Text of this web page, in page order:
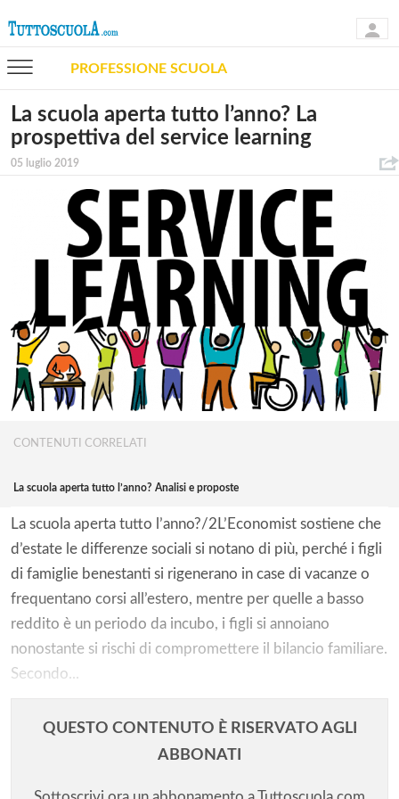
PROFESSIONE SCUOLA
La scuola aperta tutto l’anno? La
prospettiva del service learning
05 luglio 2019
CONTENUTI CORRELATI
La scuola aperta tutto l’anno? Analisi e proposte
La scuola aperta tutto l’anno?/2L’Economist sostiene che
d’estate le differenze sociali si notano di più, perché i figli
di famiglie benestanti si rigenerano in case di vacanze o
frequentano corsi all’estero, mentre per quelle a basso
reddito è un periodo da incubo, i figli si annoiano
nonostante si rischi di compromettere il bilancio familiare.
Secondo...
QUESTO CONTENUTO È RISERVATO AGLI
ABBONATI
Solo gli utenti registrati possono
commentare!
Effettua il Login Registrati
oppure accedi via